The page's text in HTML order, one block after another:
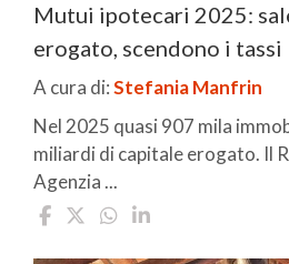
Mutui ipotecari 2025:
erogato, scendono i tassi
A cura di:Stefania Manfrin
Nel 2025 quasi 907 mila
miliardi di capitale erogato. Il
Agenzia ...